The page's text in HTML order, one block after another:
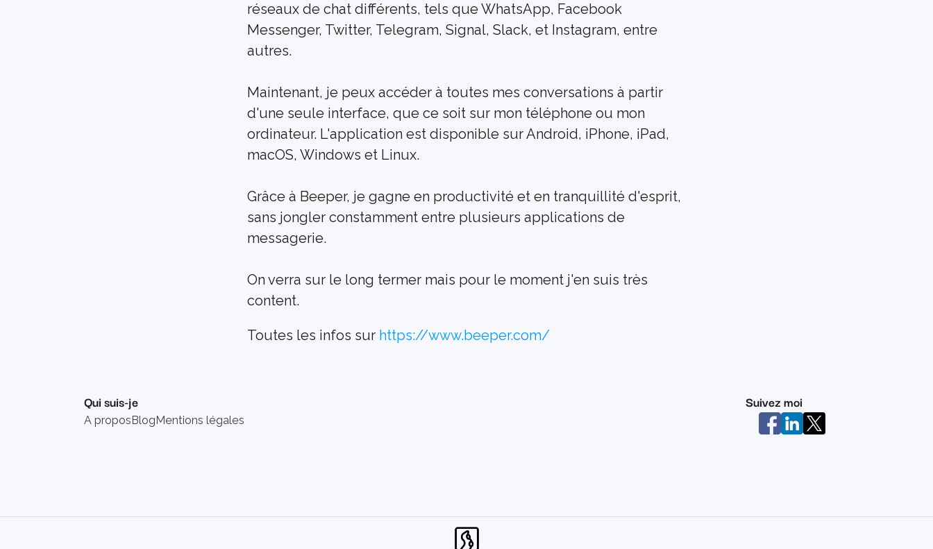
réseaux de chat différents, tels que WhatsApp, Facebook
Messenger, Twitter, Telegram, Signal, Slack, et Instagram, entre
autres.
Maintenant, je peux accéder à toutes mes conversations à partir
d'une seule interface, que ce soit sur mon téléphone ou mon
ordinateur. L'application est disponible sur Android, iPhone, iPad,
macOS, Windows et Linux.
Grâce à Beeper, je gagne en productivité et en tranquillité d'esprit,
sans jongler constamment entre plusieurs applications de
messagerie.
On verra sur le long termer mais pour le moment j'en suis très
content.
Toutes les infos sur https://www.beeper.com/
Qui suis-je
A proposBlogMentions légales
Suivez moi